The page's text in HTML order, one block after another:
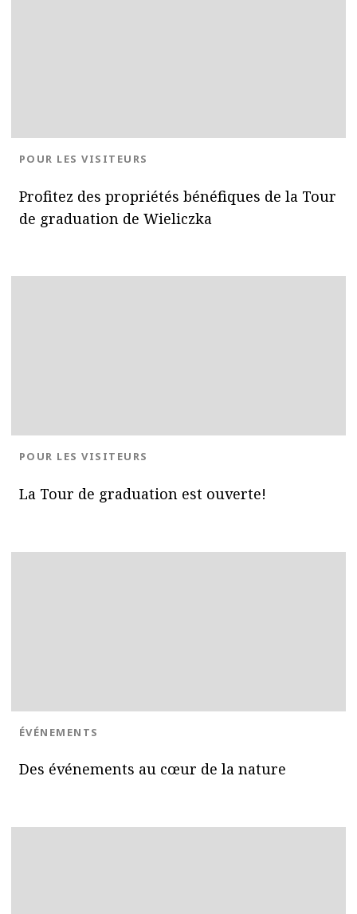
Profitez des propriétés bénéfiques de la Tour
de graduation de Wieliczka
BLOG.CATEGORY
POUR LES VISITEURS
La Tour de graduation est ouverte!
BLOG.CATEGORY
POUR LES VISITEURS
Des événements au cœur de la nature
BLOG.CATEGORY
ÉVÉNEMENTS